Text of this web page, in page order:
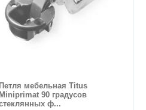
Петля мебельная Titus
Miniprimat 90 градусов
ф...